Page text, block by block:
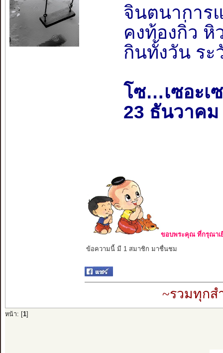
จินตนาการ
คงท้องกิ่ว หิ
กินทั้งวัน ระ
โซ…เซอะเ
23 ธันวาคม
ขอบพระคุณ ที่กรุณาเ
ข้อความนี้ มี 1 สมาชิก มาชื่นชม
~รวมทุกส
หน้า: [ 1]